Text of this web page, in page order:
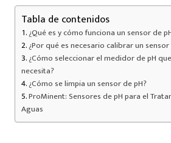
Tabla de contenidos
¿Qué es y cómo funciona un sensor de
¿Por qué es necesario calibrar un sensor
¿Cómo seleccionar el medidor de pH
necesita?
¿Cómo se limpia un sensor de pH?
ProMinent: Sensores de pH para el
Aguas